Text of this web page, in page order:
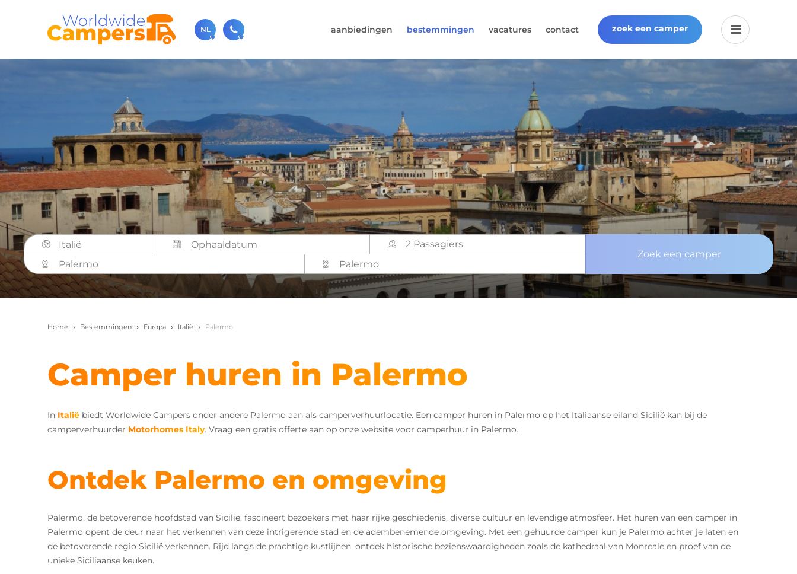
NL
sales@worldwidecampers.com
Je kunt ons natuurlijk ook altijd een mailtje sturen.
aanbiedingen bestemmingen vacatures contact zoek een camper
Italië
2 Passagiers
Palermo
Palermo
Zoek een camper
Home Bestemmingen Europa Italië Palermo
Camper huren in Palermo
In Italië biedt Worldwide Campers onder andere Palermo aan als camperverhuurlocatie. Een camper huren in Palermo op het Italiaanse eiland Sicilië kan bij de
camperverhuurder Motorhomes Italy. Vraag een gratis offerte aan op onze website voor camperhuur in Palermo.
Ontdek Palermo en omgeving
Palermo, de betoverende hoofdstad van Sicilië, fascineert bezoekers met haar rijke geschiedenis, diverse cultuur en levendige atmosfeer. Het huren van een camper in
Palermo opent de deur naar het verkennen van deze intrigerende stad en de adembenemende omgeving. Met een gehuurde camper kun je Palermo achter je laten en
de betoverende regio Sicilië verkennen. Rijd langs de prachtige kustlijnen, ontdek historische bezienswaardigheden zoals de kathedraal van Monreale en proef van de
unieke Siciliaanse keuken.